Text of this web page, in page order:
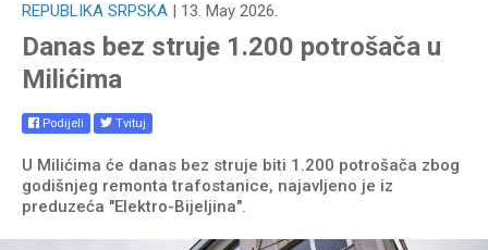
REPUBLIKA SRPSKA | 13. May 2026.
Danas bez struje 1.200 potrošača u
Milićima
Podijeli Tvituj
U Milićima će danas bez struje biti 1.200 potrošača zbog
godišnjeg remonta trafostanice, najavljeno je iz
preduzeća "Elektro-Bijeljina".